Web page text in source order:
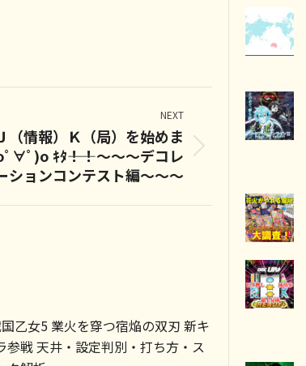
NEXT
（情報）Ｋ（局）を始めま
ﾟ)o ｷﾀ――！！～～～デコレ
ションコンテスト編～～～
乙女5 業火を穿つ宿焔の双刃 新キ
参戦 天井・設定判別・打ち方・ス